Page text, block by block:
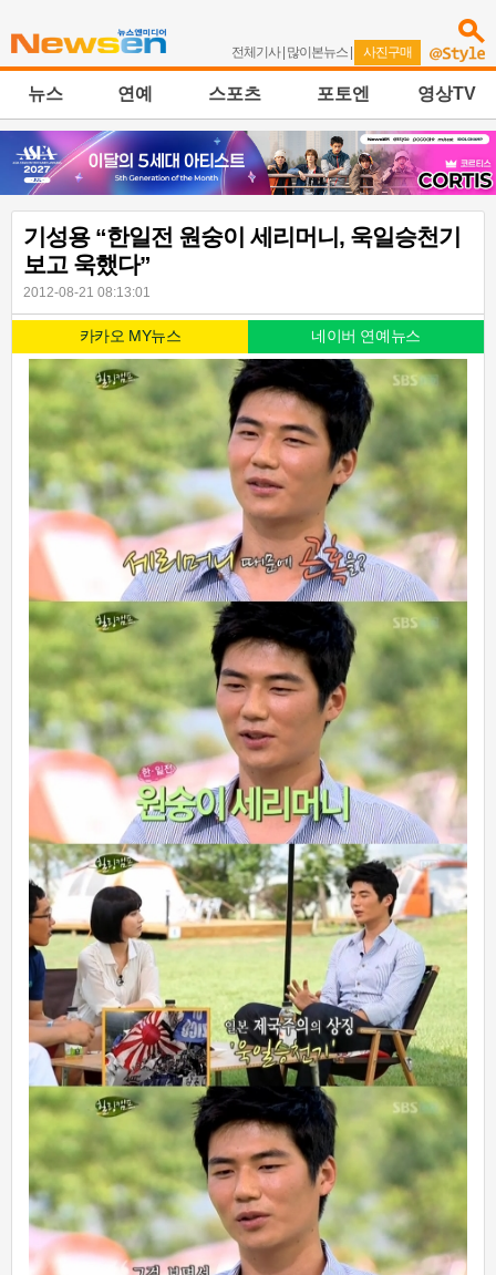
전체기사| 많이본뉴스 | 사진구매
뉴스 연예 스포츠 포토엔 영상TV
기성용 “한일전 원숭이 세리머니, 욱일승천기
보고 욱했다”
2012-08-21 08:13:01
카카오 MY뉴스 네이버 연예뉴스